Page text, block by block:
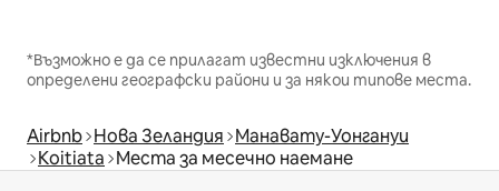
*Възможно е да се прилагат известни изключения в
определени географски райони и за някои типове места.
Airbnb Нова Зеландия Манавату-Уонгануи
Koitiata Места за месечно наемане